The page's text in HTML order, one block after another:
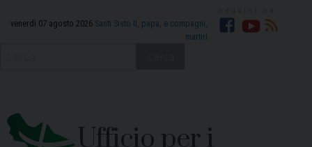
venerdì 07 agosto 2026 Santi Sisto II, papa, e compagni,
martiri
Ufficio per i